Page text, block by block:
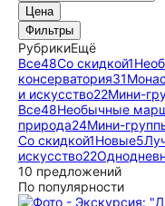
Цена
Фильтры
РубрикиЕщё
Все48Со скидкой1
консерватория31
и искусство22Мини-
Все48Необычные
природа24Мини-
Со скидкой1Новые5
искусство22
10 предложений
По популярности